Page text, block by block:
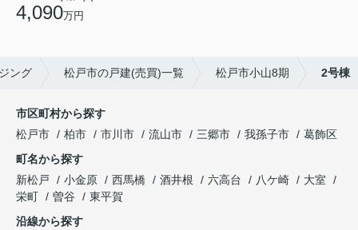
4,090万円
ング 松戸市の戸建(売買)一覧 松戸市小山8期 2号棟
市区町村から探す
松戸市
柏市 市川市 流山市 三郷市 我孫子市
葛飾区
町名から探す
新松戸
小金原 西馬橋 酒井根 六高台 八ケ崎
大室
栄町
曽谷
東平賀
沿線から探す